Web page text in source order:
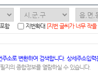
함
지번확대 [지번 글씨가 너무 작
소로 변환하여 검색합니다. 상세주소입
지의 종합정보를 열람하실 수 있습니다.